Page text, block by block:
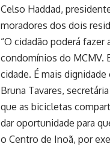
Celso Haddad,
moradores dos dois
“O cidadão poderá
condomínios do MCMV.
cidade. É mais
Bruna Tavares,
que as bicicletas
dar oportunidade para
o Centro de Inoã, por